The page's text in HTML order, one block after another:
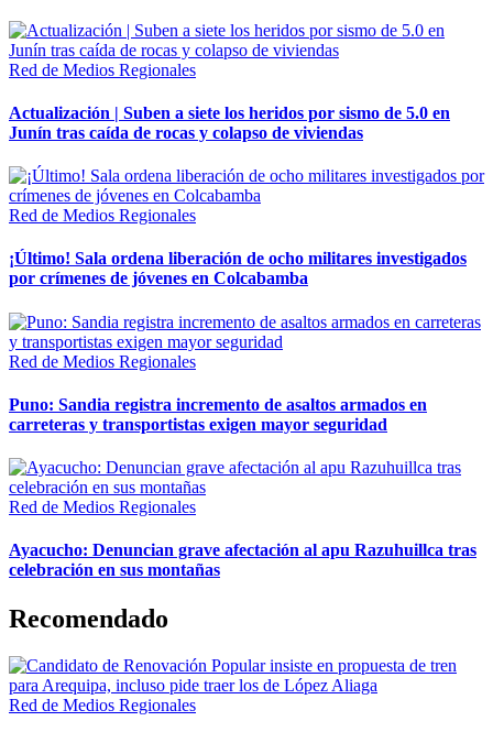
Red de Medios Regionales
Actualización | Suben a siete los heridos por sismo de 5.0 en
Junín tras caída de rocas y colapso de viviendas
Red de Medios Regionales
¡Último! Sala ordena liberación de ocho militares investigados
por crímenes de jóvenes en Colcabamba
Red de Medios Regionales
Puno: Sandia registra incremento de asaltos armados en
carreteras y transportistas exigen mayor seguridad
Red de Medios Regionales
Ayacucho: Denuncian grave afectación al apu Razuhuillca tras
celebración en sus montañas
Recomendado
Red de Medios Regionales